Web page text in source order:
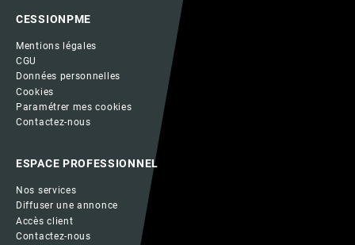
CESSIONPME
Mentions légales
CGU
Données personnelles
Cookies
Paramétrer mes cookies
Contactez-nous
ESPACE PROFESSIONNEL
Nos services
Diffuser une annonce
Accès client
Contactez-nous